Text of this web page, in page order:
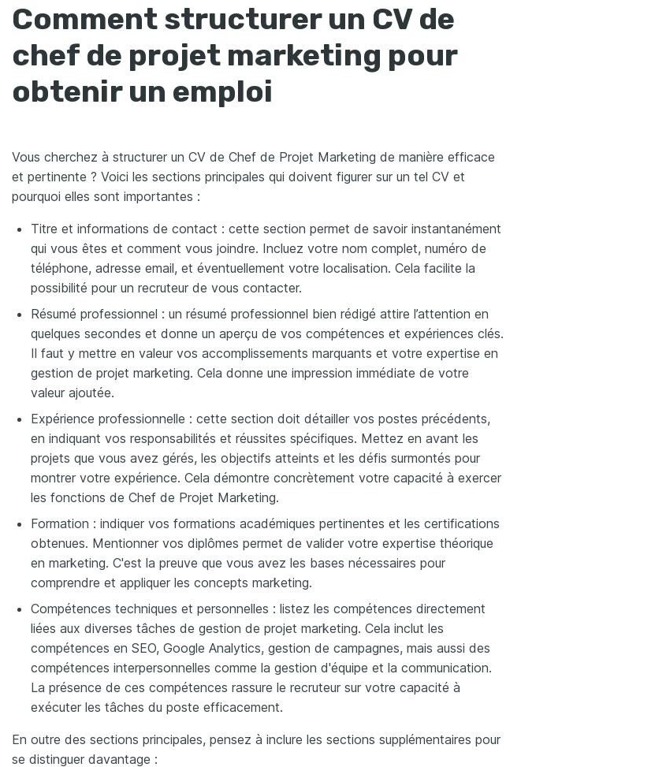
Comment structurer un CV de
chef de projet marketing pour
obtenir un emploi
Vous cherchez à structurer un CV de Chef de Projet Marketing de manière efficace
et pertinente ? Voici les sections principales qui doivent figurer sur un tel CV et
pourquoi elles sont importantes :
Titre et informations de contact : cette section permet de savoir instantanément
qui vous êtes et comment vous joindre. Incluez votre nom complet, numéro de
téléphone, adresse email, et éventuellement votre localisation. Cela facilite la
possibilité pour un recruteur de vous contacter.
Résumé professionnel : un résumé professionnel bien rédigé attire l’attention en
quelques secondes et donne un aperçu de vos compétences et expériences clés.
Il faut y mettre en valeur vos accomplissements marquants et votre expertise en
gestion de projet marketing. Cela donne une impression immédiate de votre
valeur ajoutée.
Expérience professionnelle : cette section doit détailler vos postes précédents,
en indiquant vos responsabilités et réussites spécifiques. Mettez en avant les
projets que vous avez gérés, les objectifs atteints et les défis surmontés pour
montrer votre expérience. Cela démontre concrètement votre capacité à exercer
les fonctions de Chef de Projet Marketing.
Formation : indiquer vos formations académiques pertinentes et les certifications
obtenues. Mentionner vos diplômes permet de valider votre expertise théorique
en marketing. C'est la preuve que vous avez les bases nécessaires pour
comprendre et appliquer les concepts marketing.
Compétences techniques et personnelles : listez les compétences directement
liées aux diverses tâches de gestion de projet marketing. Cela inclut les
compétences en SEO, Google Analytics, gestion de campagnes, mais aussi des
compétences interpersonnelles comme la gestion d'équipe et la communication.
La présence de ces compétences rassure le recruteur sur votre capacité à
exécuter les tâches du poste efficacement.
En outre des sections principales, pensez à inclure les sections supplémentaires pour
se distinguer davantage :